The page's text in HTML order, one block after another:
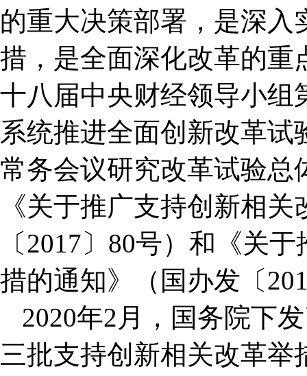
的重大决策部署，是深
措，是全面深化改革的重
十八届中央财经领导小组
系统推进全面创新改革
常务会议研究改革试验总
《关于推广支持创新相
〔2017〕80号）和《关
措的通知》（国办发〔
2020年2月，国务院下
三批支持创新相关改革举